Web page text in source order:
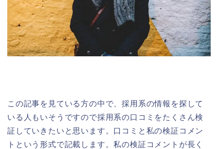
この記事を見ている方の中で、採用系の情報を探して
いる人もいそうですので採用系の口コミをたくさん検
証していきたいと思います。口コミと私の検証コメン
トという形式で記載します。私の検証コメントが長く